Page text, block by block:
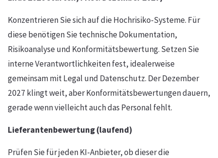
Konzentrieren Sie sich auf die Hochrisiko-Systeme. Für
diese benötigen Sie technische Dokumentation,
Risikoanalyse und Konformitätsbewertung. Setzen Sie
interne Verantwortlichkeiten fest, idealerweise
gemeinsam mit Legal und Datenschutz. Der Dezember
2027 klingt weit, aber Konformitätsbewertungen dauern,
gerade wenn vielleicht auch das Personal fehlt.
Lieferantenbewertung (laufend)
Prüfen Sie für jeden KI-Anbieter, ob dieser die